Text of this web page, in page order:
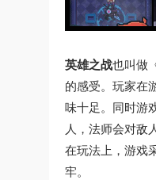
英雄之战也叫做
的感受。玩家在
味十足。同时游
人，法师会对敌
在玩法上，游戏
牢。